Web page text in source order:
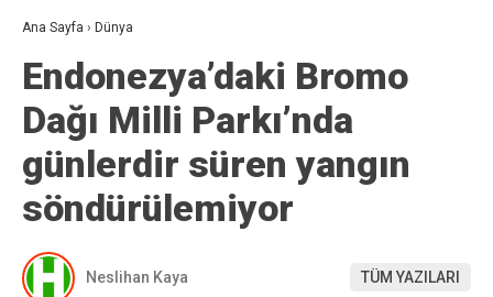
Ana Sayfa › Dünya
Endonezya’daki Bromo
Dağı Milli Parkı’nda
günlerdir süren yangın
söndürülemiyor
Neslihan Kaya TÜM YAZILARI